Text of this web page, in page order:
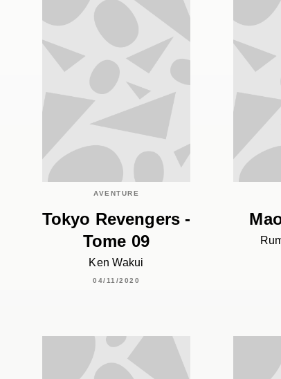
AVENTURE
Tokyo Revengers -
Tome 09
Ken Wakui
04/11/2020